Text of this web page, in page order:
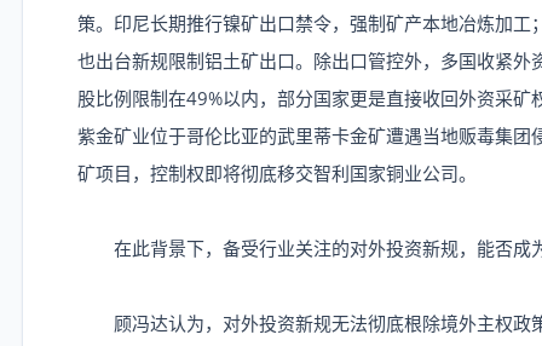
策。印尼长期推行镍矿出口禁令，强制矿产本地冶炼加
也出台新规限制铝土矿出口。除出口管控外，多国收紧
股比例限制在49%以内，部分国家更是直接收回外资采
紫金矿业位于哥伦比亚的武里蒂卡金矿遭遇当地贩毒集
矿项目，控制权即将彻底移交智利国家铜业公司。
在此背景下，备受行业关注的对外投资新规，能否成
顾冯达认为，对外投资新规无法彻底根除境外主权政